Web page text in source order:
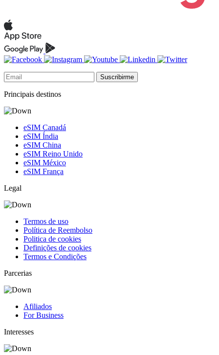
Suscribirme
Principais destinos
eSIM Canadá
eSIM Índia
eSIM China
eSIM Reino Unido
eSIM México
eSIM França
Legal
Termos de uso
Política de Reembolso
Politica de cookies
Definições de cookies
Termos e Condições
Parcerias
Afiliados
For Business
Interesses